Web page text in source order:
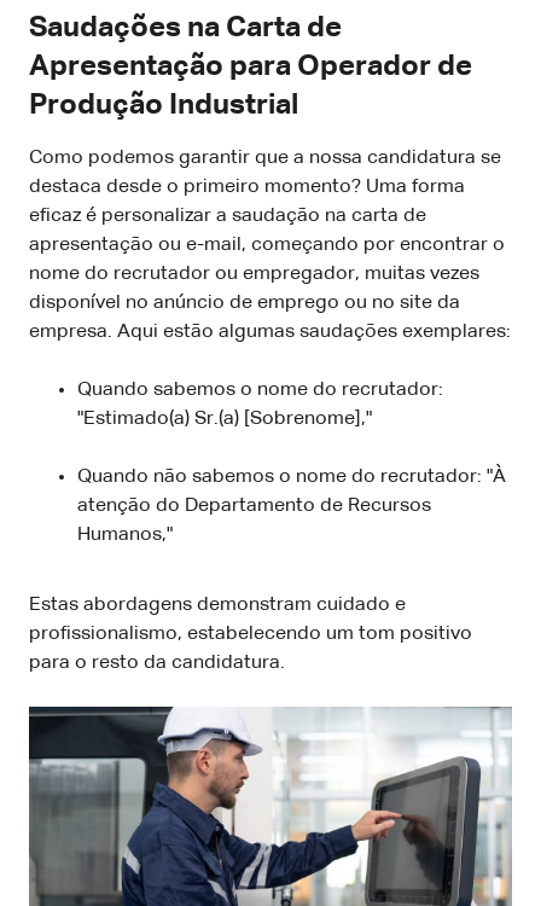
Saudações na Carta de
Apresentação para Operador de
Produção Industrial
Como podemos garantir que a nossa candidatura se
destaca desde o primeiro momento? Uma forma
eficaz é personalizar a saudação na carta de
apresentação ou e-mail, começando por encontrar o
nome do recrutador ou empregador, muitas vezes
disponível no anúncio de emprego ou no site da
empresa. Aqui estão algumas saudações exemplares:
Quando sabemos o nome do recrutador:
"Estimado(a) Sr.(a) [Sobrenome],"
Quando não sabemos o nome do recrutador: "À
atenção do Departamento de Recursos
Humanos,"
Estas abordagens demonstram cuidado e
profissionalismo, estabelecendo um tom positivo
para o resto da candidatura.